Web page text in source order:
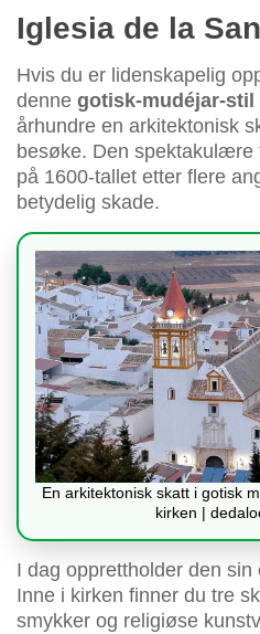
Iglesia de la
Hvis du er lidenskapelig
denne gotisk-mudéjar-stil
århundre en arkitektonisk
besøke. Den spektakulære
på 1600-tallet etter flere
betydelig skade.
En arkitektonisk skatt i gotisk
kirken |
I dag opprettholder den sin
Inne i kirken finner du tre
smykker og religiøse